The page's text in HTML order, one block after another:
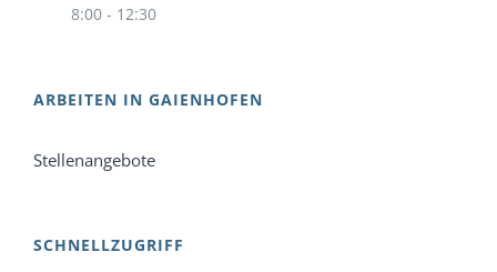
8:00 - 12:30
ARBEITEN IN GAIENHOFEN
Stellenangebote
SCHNELLZUGRIFF